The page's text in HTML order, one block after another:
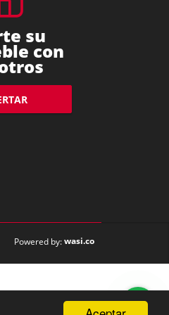
su
con
Powered by:wasi.co